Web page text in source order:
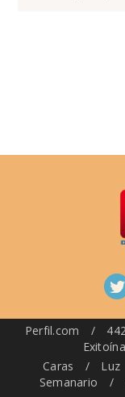
Perfil.com /
Exitoína
Caras
/ Luz
Semanario
/